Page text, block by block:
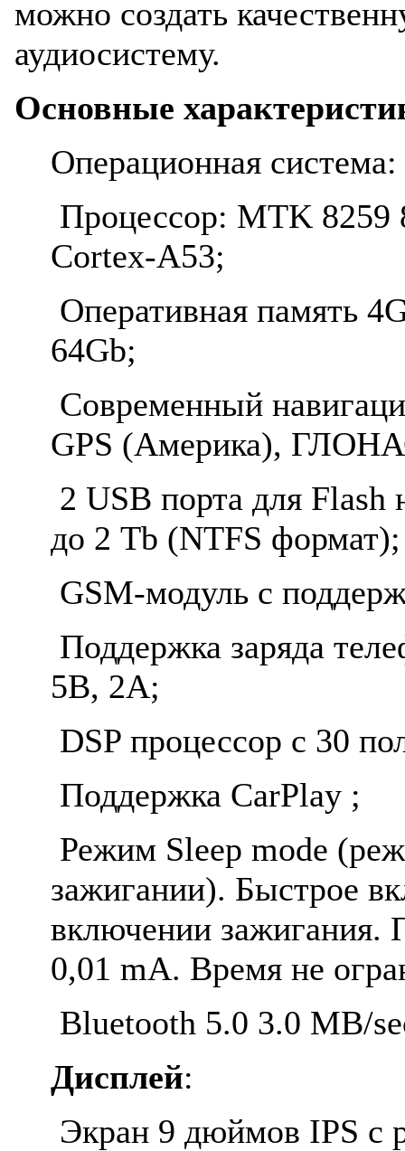
можно создать
аудиосистему.
Основные
Операционная
Процессор: MTK 8259
Cortex-A53;
Оперативная память
64Gb;
Современный
GPS (Америка),
2 USB порта для
до 2 Tb (NTFS формат);
GSM-модуль с
Поддержка заряда
5В, 2А;
DSP процессор c 30
Поддержка CarPlay ;
Режим Sleep mode
зажигании). Быстрое
включении зажигания.
0,01 mA. Время не
Bluetooth 5.0 3.0 MB/
Дисплей:
Экран 9 дюймов IPS с